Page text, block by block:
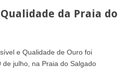
da Praia do
e Qualidade de Ouro foi
julho, na Praia do Salgado